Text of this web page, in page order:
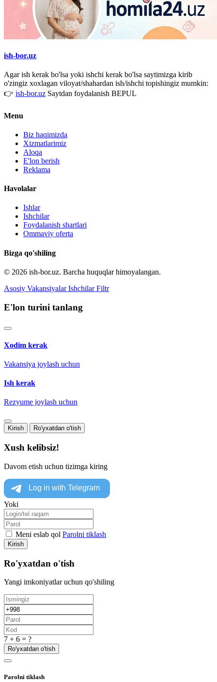
ish-bor.uz
Agar ish kerak bo'lsa yoki ishchi kerak bo'lsa saytimizga kirib
o'zingiz xoxlagan viloyat/shahardan ish/ishchi topishingiz mumkin:
👉 ish-bor.uz Saytdan foydalanish BEPUL
Menu
Biz haqimizda
Xizmatlarimiz
Aloqa
E'lon berish
Reklama
Havolalar
Ishlar
Ishchilar
Foydalanish shartlari
Ommaviy oferta
Bizga qo'shiling
© 2026 ish-bor.uz. Barcha huquqlar himoyalangan.
Asosiy Vakansiyalar Ishchilar Filtr
E'lon turini tanlang
Xodim kerak
Vakansiya joylash uchun
Ish kerak
Rezyume joylash uchun
Kirish Ro'yxatdan o'tish
Xush kelibsiz!
Davom etish uchun tizimga kiring
Yoki
Meni eslab qol Parolni tiklash
Kirish
Ro'yxatdan o'tish
Yangi imkoniyatlar uchun qo'shiling
7 + 6 = ?
Ro'yxatdan o'tish
Parolni tiklash